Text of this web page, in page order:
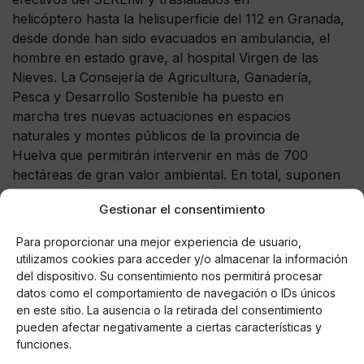
Gestionar el consentimiento
Para proporcionar una mejor experiencia de usuario,
utilizamos cookies para acceder y/o almacenar la información
del dispositivo. Su consentimiento nos permitirá procesar
datos como el comportamiento de navegación o IDs únicos
en este sitio. La ausencia o la retirada del consentimiento
pueden afectar negativamente a ciertas características y
funciones.
helicóptero hasta la helisuperficie del 112 en Granada,
desde donde han sido evacuados en ambulancia, el
hombre en estado grave, al hospital Virgen de las
Nieves. La Consejería de Agricultura, Ganadería,
Pesca y Desarrollo Sostenible ha puesto en
marcha tres nuevas actuaciones en espacios
naturales y montes públicos de la provincia de
Huelva que permitirán intervenir en más de 700
hectáreas de gran valor ambiental. En total, suponen
una inversión que supera el millón de euros y que está
cofinanciada por el Fondo Europeo Agrícola de
Desarrollo Rural (Feader).
AUTOR
Miguel P. Montes